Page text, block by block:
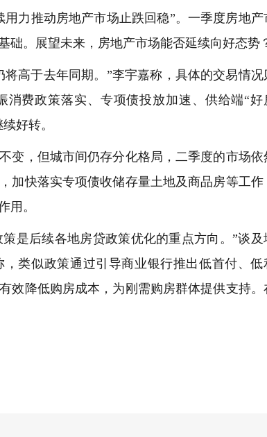
力推动房地产市场止跌回稳”。一季度房地产
础。展望未来，房地产市场能否延续向好态势
高于去年同期。”李宇嘉称，具体的交易情况
消费政策落实、专项债投放加速、供给端“好
好转。
，但城市间仍存分化格局，二季度的市场依
加快落实专项债收储存量土地及商品房等工作
用。
是后续各地房贷政策优化的重点方向。”谈及
类似政策通过引导商业银行推出低首付、低
效降低购房成本，为刚需购房群体提供支持。